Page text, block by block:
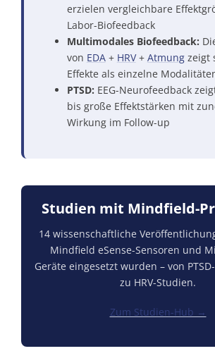
erzielen vergleichbare
Labor-Biofeedback
Multimodales Biofeedback:
von EDA+ HRV+ Atmungzeigt
Effekte als einzelne
PTSD: EEG-Neurofeedback
bis große Effektstärken mit
Wirkung im Follow-up
Studien mit Mindfield-
14 wissenschaftliche
Mindfield eSense-Sensoren und
Geräte eingesetzt wurden – von
zu HRV-Studien.
Zum Studien-Hub →